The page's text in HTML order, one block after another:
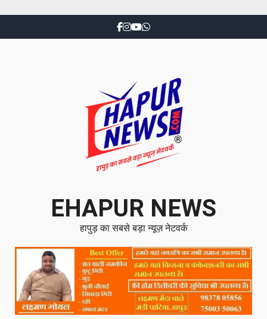
EHAPUR NEWS
हापुड़ का सबसे बड़ा न्यूज़ नेटवर्क